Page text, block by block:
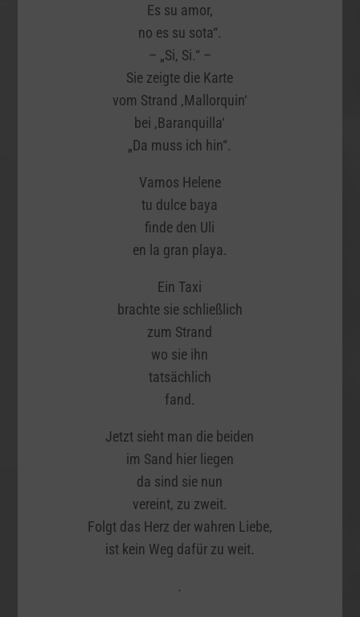
Es su amor,
no es su sota“.
– „Si, Si.“ –
Sie zeigte die Karte
vom Strand ‚Mallorquin‘
bei ‚Baranquilla‘
„Da muss ich hin“.
Vamos Helene
tu dulce baya
finde den Uli
en la gran playa.
Ein Taxi
brachte sie schließlich
zum Strand
wo sie ihn
tatsächlich
fand.
Jetzt sieht man die beiden
im Sand hier liegen
da sind sie nun
vereint, zu zweit.
Folgt das Herz der wahren Liebe,
ist kein Weg dafür zu weit.
.